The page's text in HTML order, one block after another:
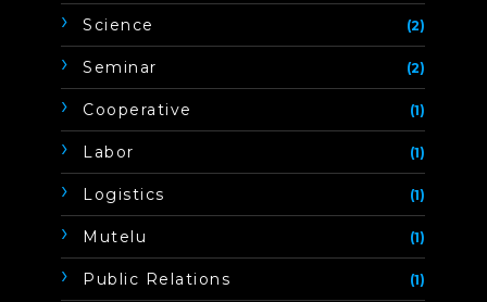
Science (2)
Seminar (2)
Cooperative (1)
Labor (1)
Logistics (1)
Mutelu (1)
Public Relations (1)